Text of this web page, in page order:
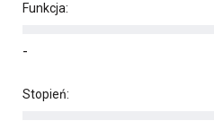
Funkcja:
-
Stopień: